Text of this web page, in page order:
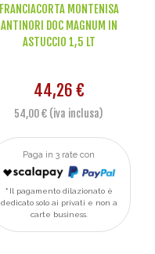
FRANCIACORTA MONTENISA
ANTINORI DOC MAGNUM IN
ASTUCCIO 1,5 LT
44,26 €
54,00 € (iva inclusa)
Paga in 3 rate con
Il pagamento dilazionato è
dedicato solo ai privati e non a
carte business.